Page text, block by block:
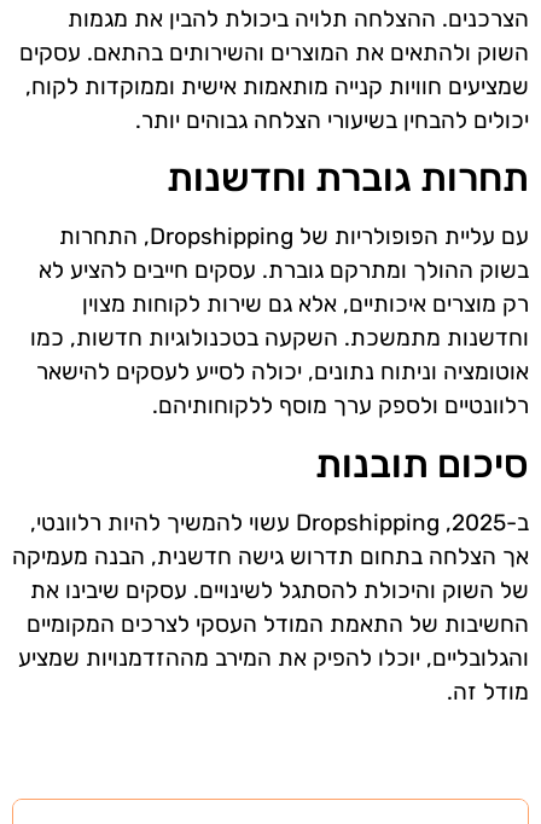
הצרכנים. ההצלחה תלויה ביכולת להבין את מגמות
השוק ולהתאים את המוצרים והשירותים בהתאם. עסקים
שמציעים חוויות קנייה מותאמות אישית וממוקדות לקוח,
יכולים להבחין בשיעורי הצלחה גבוהים יותר.
תחרות גוברת וחדשנות
עם עליית הפופולריות של Dropshipping, התחרות
בשוק ההולך ומתרקם גוברת. עסקים חייבים להציע לא
רק מוצרים איכותיים, אלא גם שירות לקוחות מצוין
וחדשנות מתמשכת. השקעה בטכנולוגיות חדשות, כמו
אוטומציה וניתוח נתונים, יכולה לסייע לעסקים להישאר
רלוונטיים ולספק ערך מוסף ללקוחותיהם.
סיכום תובנות
ב-2025, Dropshipping עשוי להמשיך להיות רלוונטי,
אך הצלחה בתחום תדרוש גישה חדשנית, הבנה מעמיקה
של השוק והיכולת להסתגל לשינויים. עסקים שיבינו את
החשיבות של התאמת המודל העסקי לצרכים המקומיים
והגלובליים, יוכלו להפיק את המירב מההזדמנויות שמציע
מודל זה.